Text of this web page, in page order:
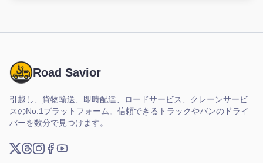
Road Savior
引越し、貨物輸送、即時配達、ロードサービス、クレーンサービ
スのNo.1プラットフォーム。信頼できるトラックやバンのドライ
バーを数分で見つけます。